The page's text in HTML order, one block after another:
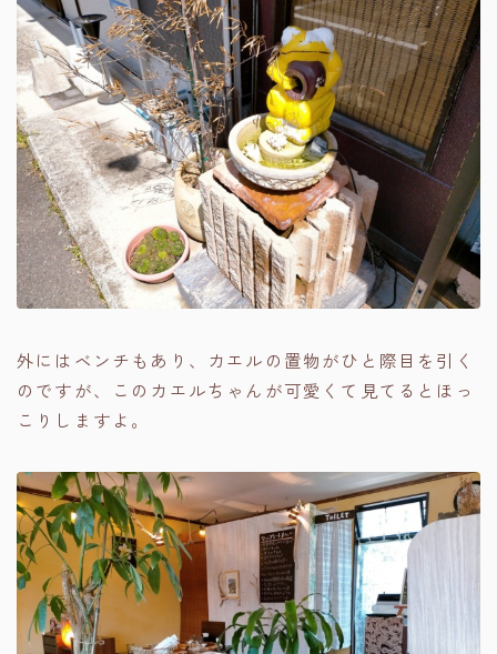
外にはベンチもあり、カエルの置物がひと際目を引く
のですが、このカエルちゃんが可愛くて見てるとほっ
こりしますよ。